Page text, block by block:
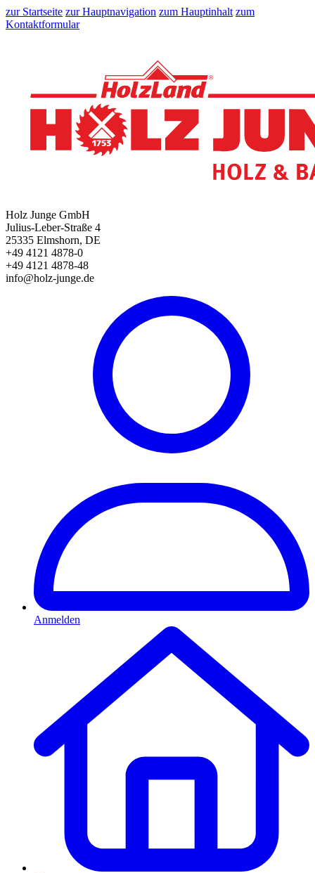
zur Startseite zur Hauptnavigation zum Hauptinhalt zum
Kontaktformular
Holz Junge GmbH
Julius-Leber-Straße 4
25335 Elmshorn, DE
+49 4121 4878-0
+49 4121 4878-48
info@holz-junge.de
Anmelden